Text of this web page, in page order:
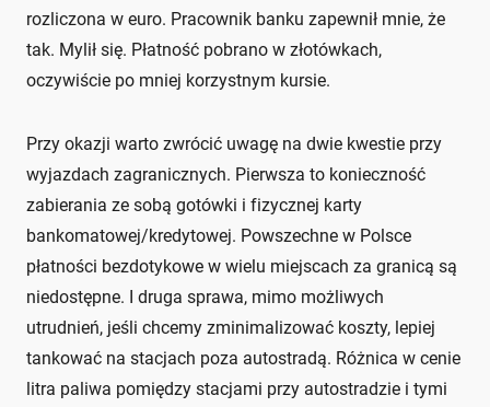
rozliczona w euro. Pracownik banku zapewnił mnie, że
tak. Mylił się. Płatność pobrano w złotówkach,
oczywiście po mniej korzystnym kursie.
Przy okazji warto zwrócić uwagę na dwie kwestie przy
wyjazdach zagranicznych. Pierwsza to konieczność
zabierania ze sobą gotówki i fizycznej karty
bankomatowej/kredytowej. Powszechne w Polsce
płatności bezdotykowe w wielu miejscach za granicą są
niedostępne. I druga sprawa, mimo możliwych
utrudnień, jeśli chcemy zminimalizować koszty, lepiej
tankować na stacjach poza autostradą. Różnica w cenie
litra paliwa pomiędzy stacjami przy autostradzie i tymi